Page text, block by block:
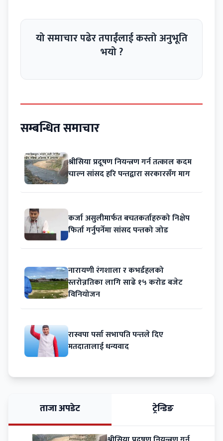
यो समाचार पढेर तपाईंलाई कस्तो अनुभूति
भयो ?
सम्बन्धित समाचार
श्रीसिया प्रदूषण नियन्त्रण गर्न तत्काल कदम
चाल्न सांसद हरि पन्तद्वारा सरकारसँग माग
कर्जा असुलीमार्फत बचतकर्ताहरुको निक्षेप
फिर्ता गर्नुपर्नेमा सांसद पन्तको जोड
नारायणी रंगशाला र कभर्डहलको
स्तरोन्नतिका लागि साढे १५ करोड बजेट
विनियोजन
रास्वपा पर्सा सभापति पन्तले दिए
मतदातालाई धन्यवाद
ताजा अपडेट ट्रेन्डिङ